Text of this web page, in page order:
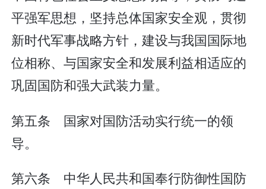
平强军思想，坚持总体国家安全观，贯彻
新时代军事战略方针，建设与我国国际地
位相称、与国家安全和发展利益相适应的
巩固国防和强大武装力量。
第五条 国家对国防活动实行统一的领
导。
第六条 中华人民共和国奉行防御性国防